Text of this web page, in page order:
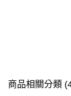
商品相關分類